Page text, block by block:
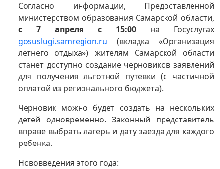
Согласно информации, Предоставленной
министерством образования Самарской области,
с 7 апреля с 15:00 на Госуслугах
gosuslugi.samregion.ru (вкладка «Организация
летнего отдыха») жителям Самарской области
станет доступно создание черновиков заявлений
для получения льготной путевки (с частичной
оплатой из регионального бюджета).
Черновик можно будет создать на нескольких
детей одновременно. Законный представитель
вправе выбрать лагерь и дату заезда для каждого
ребенка.
Нововведения этого года: